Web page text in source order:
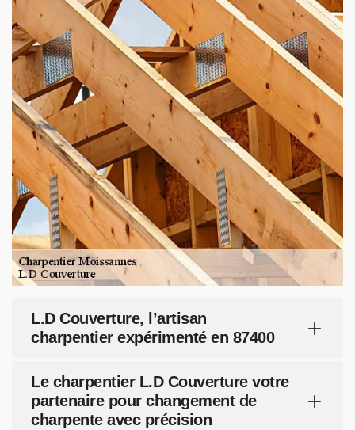
L.D Couverture, l’artisan
charpentier expérimenté en 87400
Le charpentier L.D Couverture votre
partenaire pour changement de
charpente avec précision